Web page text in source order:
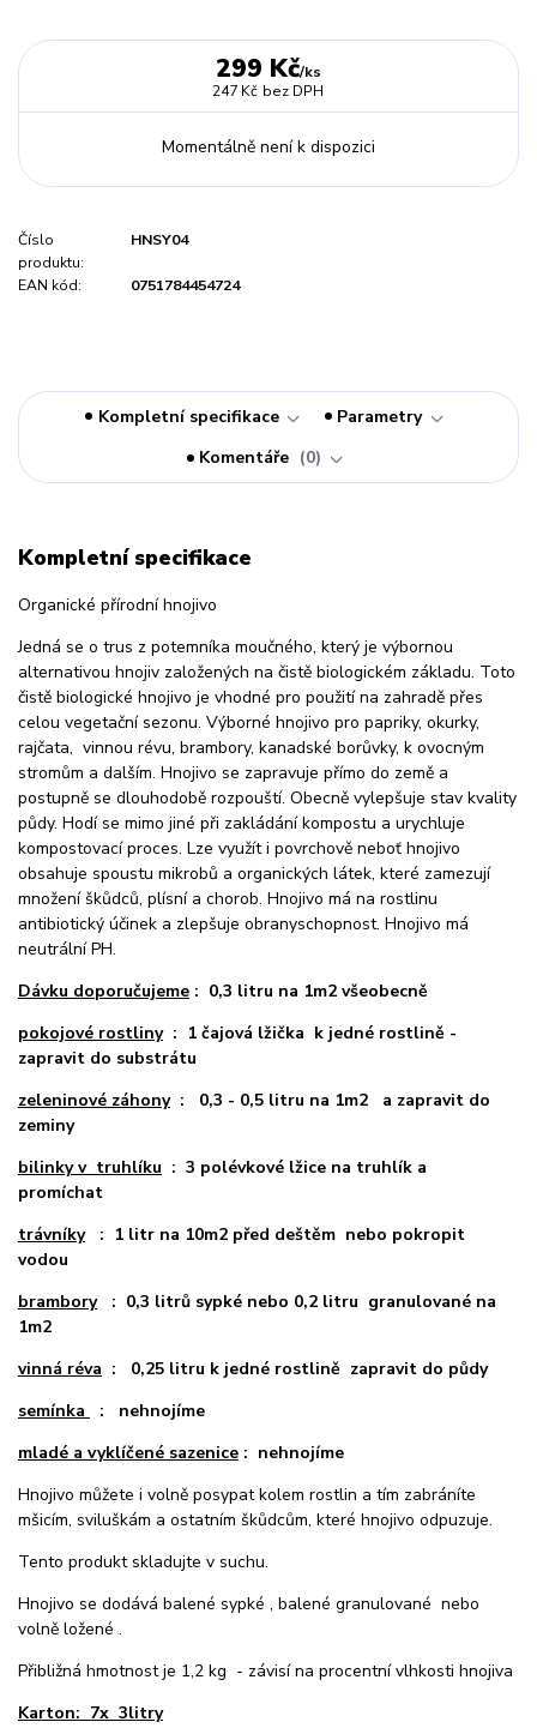
299 Kč/ks
247 Kč bez DPH
Momentálně není k dispozici
Číslo
produktu:
HNSY04
EAN kód: 0751784454724
Kompletní specifikace
Parametry
Komentáře
0
Kompletní specifikace
Organické přírodní hnojivo
Jedná se o trus z potemníka moučného, který je výbornou
alternativou hnojiv založených na čistě biologickém základu. Toto
čistě biologické hnojivo je vhodné pro použití na zahradě přes
celou vegetační sezonu. Výborné hnojivo pro papriky, okurky,
rajčata, vinnou révu, brambory, kanadské borůvky, k ovocným
stromům a dalším. Hnojivo se zapravuje přímo do země a
postupně se dlouhodobě rozpouští. Obecně vylepšuje stav kvality
půdy. Hodí se mimo jiné při zakládání kompostu a urychluje
kompostovací proces. Lze využít i povrchově neboť hnojivo
obsahuje spoustu mikrobů a organických látek, které zamezují
množení škůdců, plísní a chorob. Hnojivo má na rostlinu
antibiotický účinek a zlepšuje obranyschopnost. Hnojivo má
neutrální PH.
Dávku doporučujeme : 0,3 litru na 1m2 všeobecně
pokojové rostliny: 1 čajová lžička k jedné rostlině -
zapravit do substrátu
zeleninové záhony: 0,3 - 0,5 litru na 1m2 a zapravit do
zeminy
bilinky v truhlíku : 3 polévkové lžice na truhlík a
promíchat
trávníky: 1 litr na 10m2 před deštěm nebo pokropit
vodou
brambory: 0,3 litrů sypké nebo 0,2 litru granulované na
1m2
vinná réva : 0,25 litru k jedné rostlině zapravit do půdy
semínka
: nehnojíme
mladé a vyklíčené sazenice : nehnojíme
Hnojivo můžete i volně posypat kolem rostlin a tím zabráníte
mšicím, sviluškám a ostatním škůdcům, které hnojivo odpuzuje.
Tento produkt skladujte v suchu.
Hnojivo se dodává balené sypké , balené granulované nebo
volně ložené .
Přibližná hmotnost je 1,2 kg - závisí na procentní vlhkosti hnojiva
Karton: 7x 3litry